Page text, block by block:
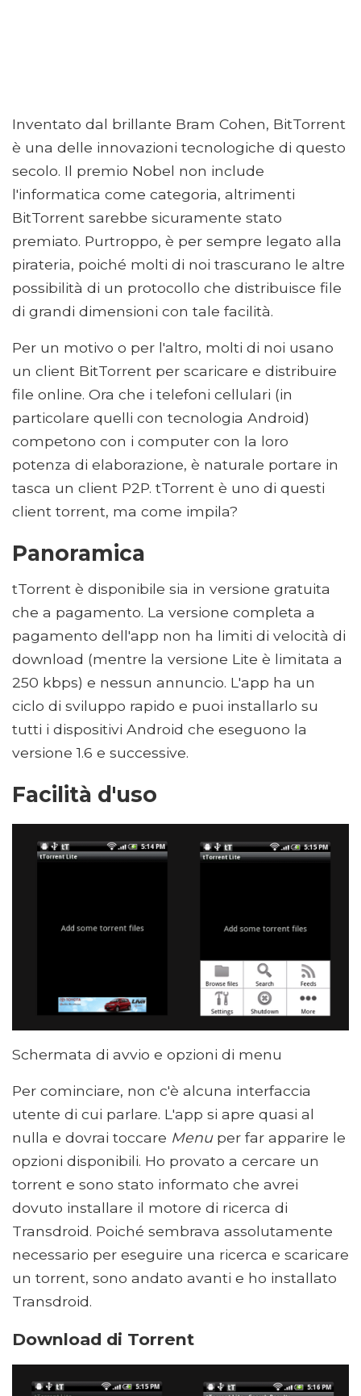
Inventato dal brillante Bram Cohen, BitTorrent
è una delle innovazioni tecnologiche di questo
secolo. Il premio Nobel non include
l'informatica come categoria, altrimenti
BitTorrent sarebbe sicuramente stato
premiato. Purtroppo, è per sempre legato alla
pirateria, poiché molti di noi trascurano le altre
possibilità di un protocollo che distribuisce file
di grandi dimensioni con tale facilità.
Per un motivo o per l'altro, molti di noi usano
un client BitTorrent per scaricare e distribuire
file online. Ora che i telefoni cellulari (in
particolare quelli con tecnologia Android)
competono con i computer con la loro
potenza di elaborazione, è naturale portare in
tasca un client P2P. tTorrent è uno di questi
client torrent, ma come impila?
Panoramica
tTorrent è disponibile sia in versione gratuita
che a pagamento. La versione completa a
pagamento dell'app non ha limiti di velocità di
download (mentre la versione Lite è limitata a
250 kbps) e nessun annuncio. L'app ha un
ciclo di sviluppo rapido e puoi installarlo su
tutti i dispositivi Android che eseguono la
versione 1.6 e successive.
Facilità d'uso
Schermata di avvio e opzioni di menu
Per cominciare, non c'è alcuna interfaccia
utente di cui parlare. L'app si apre quasi al
nulla e dovrai toccare Menuper far apparire le
opzioni disponibili. Ho provato a cercare un
torrent e sono stato informato che avrei
dovuto installare il motore di ricerca di
Transdroid. Poiché sembrava assolutamente
necessario per eseguire una ricerca e scaricare
un torrent, sono andato avanti e ho installato
Transdroid.
Download di Torrent